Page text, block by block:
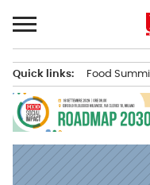
al
contenuto
principale
Quick links: Food